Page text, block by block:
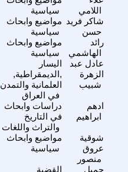
سياسية
اللامي
مواضيع وابحاث
سياسية
شاكر فريد
حسن
مواضيع وابحاث
سياسية
رائد
الهاشمي
اليسار
,الديمقراطية,
العلمانية والتمدن
في العراق
عادل عبد
الزهرة
شبيب
دراسات وابحاث
في التاريخ
والتراث واللغات
ادهم
ابراهيم
مواضيع وابحاث
سياسية
شوقية
عروق
منصور
القضية
جميل